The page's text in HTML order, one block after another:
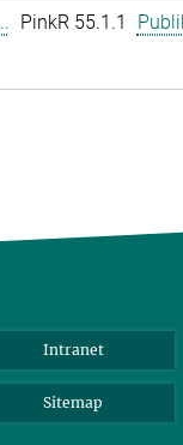
PinkR 55.1.1
Intranet
Sitemap